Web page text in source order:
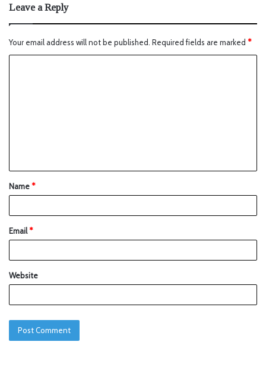
Leave a Reply
Your email address will not be published. Required fields are marked *
Name*
Email*
Website